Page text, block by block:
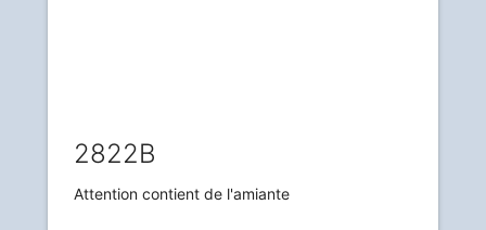
2822B
Attention contient de l'amiante